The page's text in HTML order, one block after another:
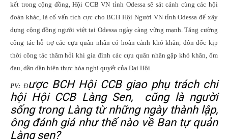
kết trong cộng đồng, Hội CCB VN tỉnh Odessa sẽ sát cánh cùng các hội
đoàn khác, là cố vấn tích cực cho BCH Hội Người VN tỉnh Odessa để xây
dựng cộng đồng người việt tại Odessa ngày càng vững mạnh. Tăng cường
công tác hỗ trợ các cựu quân nhân có hoàn cảnh khó khăn, đôn đốc kịp
thời công tác thăm hỏi khi gia đình các cựu quân nhân gặpkhókhăn, ốm
đau, dần dần hiện thực hóa nghị quyết của Đại Hội.
PV:Được BCH Hội CCB giao phụ trách chi
hội Hội CCB Làng Sen, cũng là người
sống trong Làng từ những ngày thành lập,
ông đánh giá như thế nào về Ban tự quản
Làng sen?